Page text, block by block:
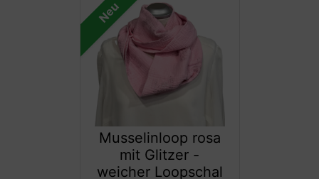
Neu
Musselinloop rosa
mit Glitzer -
weicher Loopschal